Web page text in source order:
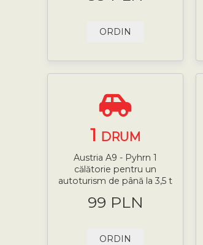
ORDIN
1 DRUM
Austria A9 - Pyhrn 1
călătorie pentru un
autoturism de până la 3,5 t
99 PLN
ORDIN